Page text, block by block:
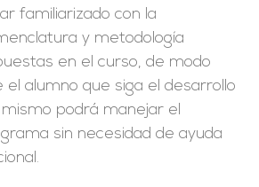
familiarizado con la
y metodología
en el curso, de modo
el alumno que siga el desarrollo
podrá manejar el
sin necesidad de ayuda